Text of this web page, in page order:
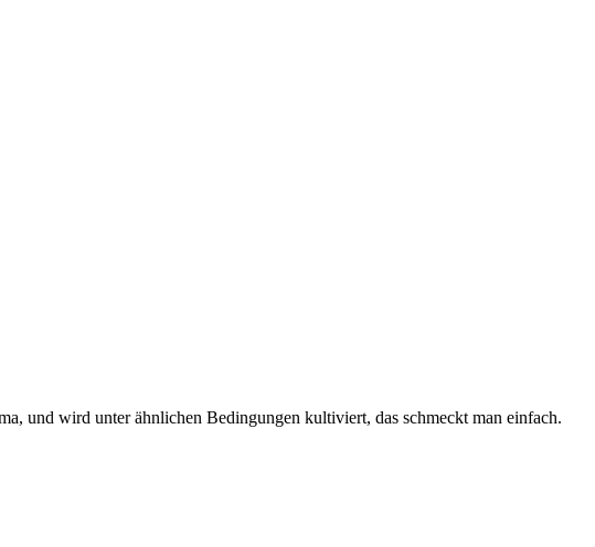
und wird unter ähnlichen Bedingungen kultiviert, das schmeckt man einfach.